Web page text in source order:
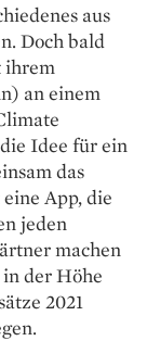
aus
Doch bald
ihrem
an einem
Idee für ein
das
App, die
jeden
machen
der Höhe
2021